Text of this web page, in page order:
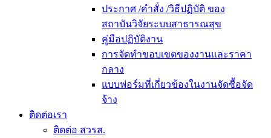
ประกาศ /คำสั่ง /วิธีปฏิบัติ ของ
สถาบันวิจัยระบบสาธารณสุข
คู่มือปฏิบัติงาน
การจัดทำขอบเขตของงานและราคา
กลาง
แบบฟอร์มที่เกี่ยวข้องในงานจัดซื้อจัด
จ้าง
ติดต่อเรา
ติดต่อ สวรส.